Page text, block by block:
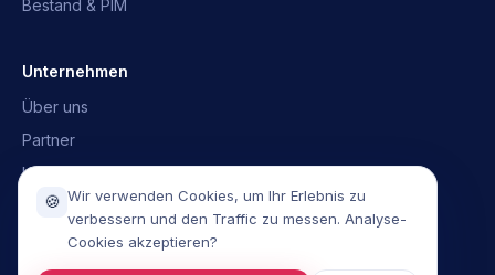
Bestand & PIM
Unternehmen
Über uns
Partner
Kontakt
Demo buchen
🍪 Wir verwenden Cookies, um Ihr Erlebnis zu
verbessern und den Traffic zu messen. Analyse-
Cookies akzeptieren?